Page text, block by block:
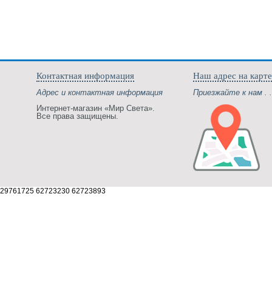
Контактная информация
Адрес и контактная информация
Интернет-магазин «Мир Света».
Все права защищены.
Наш адрес на карте
Приезжайте к нам .
29761725 62723230 62723893